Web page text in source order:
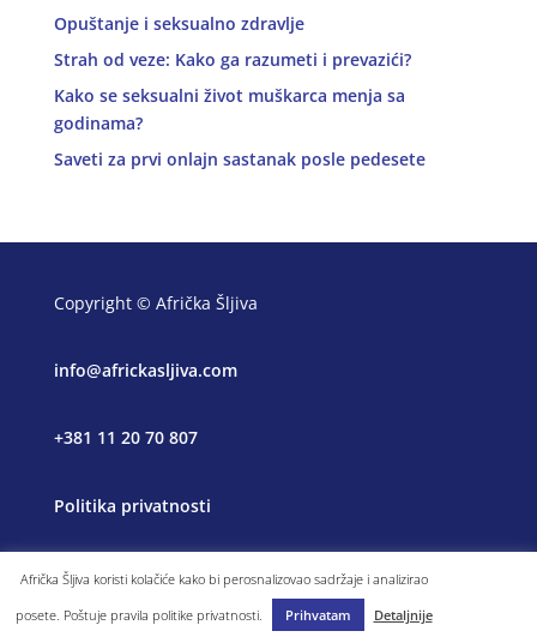
Opuštanje i seksualno zdravlje
Strah od veze: Kako ga razumeti i prevazići?
Kako se seksualni život muškarca menja sa
godinama?
Saveti za prvi onlajn sastanak posle pedesete
Copyright © Afrička Šljiva
info@africkasljiva.com
+381 11 20 70 807
Politika privatnosti
Afrička Šljiva koristi kolačiće kako bi perosnalizovao sadržaje i analizirao
posete. Poštuje pravila politike privatnosti.
Prihvatam Detaljnije